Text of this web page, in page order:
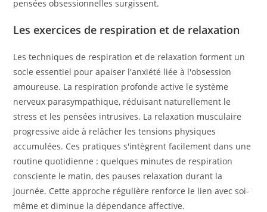
pensées obsessionnelles surgissent.
Les exercices de respiration et de relaxation
Les techniques de respiration et de relaxation forment un
socle essentiel pour apaiser l'anxiété liée à l'obsession
amoureuse. La respiration profonde active le système
nerveux parasympathique, réduisant naturellement le
stress et les pensées intrusives. La relaxation musculaire
progressive aide à relâcher les tensions physiques
accumulées. Ces pratiques s'intègrent facilement dans une
routine quotidienne : quelques minutes de respiration
consciente le matin, des pauses relaxation durant la
journée. Cette approche régulière renforce le lien avec soi-
même et diminue la dépendance affective.